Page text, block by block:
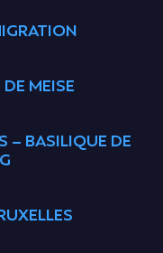
MEISE
– BASILIQUE DE